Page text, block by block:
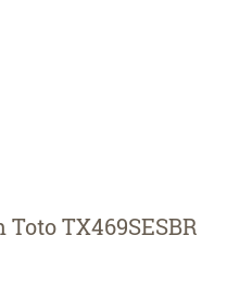
TX469SESBR